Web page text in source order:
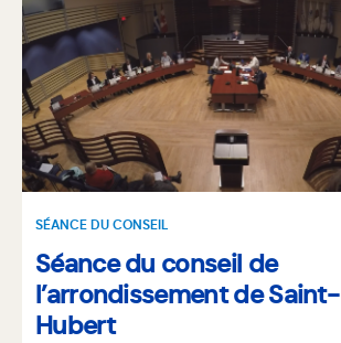
SÉANCE DU CONSEIL
Séance du conseil de
l’arrondissement de Saint-
Hubert